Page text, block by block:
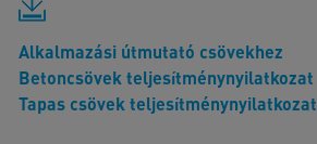
Alkalmazási útmutató csövekhez
Betoncsövek teljesítménynyilatkozat
Tapas csövek teljesítménynyilatkozat